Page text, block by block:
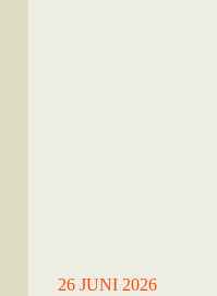
26 JUNI 2026